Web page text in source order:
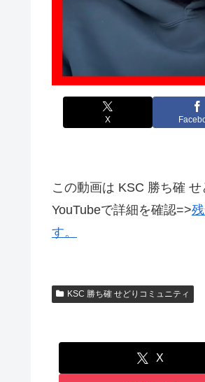
X
この動画は KSC 勝ち確
YouTubeで詳細を確認=>
す。
KSC 勝ち確 せどりコミュニティ
X